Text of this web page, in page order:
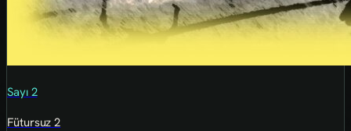
Sayı 2
Fütursuz 2